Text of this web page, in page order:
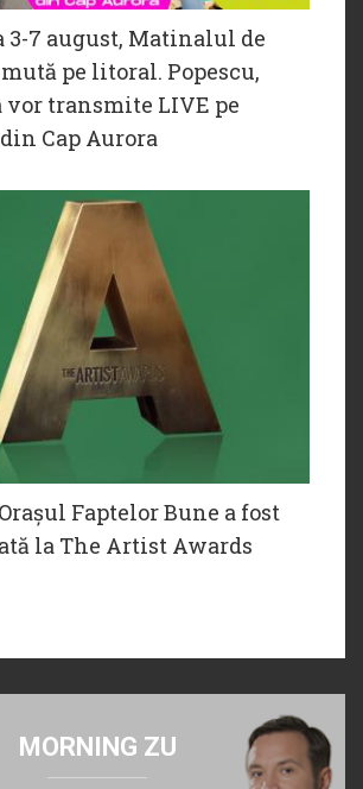
3-7 august, Matinalul de
mută pe litoral. Popescu,
vor transmite LIVE pe
Cap Aurora
Faptelor Bune a fost
la The Artist Awards
MORNING ZU